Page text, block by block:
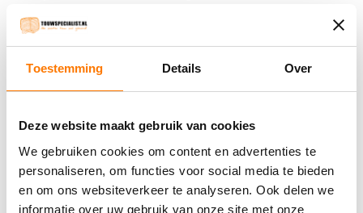
Toestemming Details Over
Deze website maakt gebruik van cookies
We gebruiken cookies om content en advertenties te
personaliseren, om functies voor social media te bieden
en om ons websiteverkeer te analyseren. Ook delen we
informatie over uw gebruik van onze site met onze
֍ Groot aanbod & scherpe prijzen!
֍ Deskundig advies en gratis proefstukjes.
Verzendkosten €5,45, boven €70,- gratis verstuurd